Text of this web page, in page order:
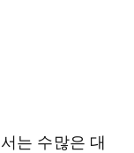
는 수많은 대